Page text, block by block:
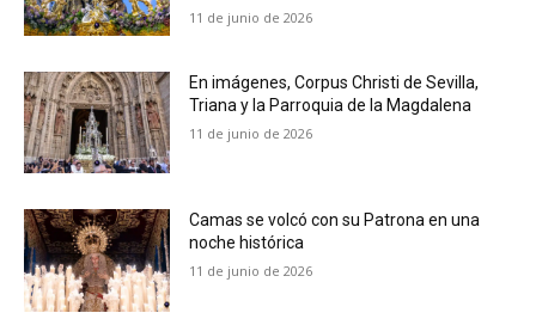
11 de junio de 2026
En imágenes, Corpus Christi de Sevilla,
Triana y la Parroquia de la Magdalena
11 de junio de 2026
Camas se volcó con su Patrona en una
noche histórica
11 de junio de 2026